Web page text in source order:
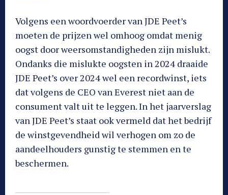
Volgens een woordvoerder van JDE Peet’s
moeten de prijzen wel omhoog omdat menig
oogst door weersomstandigheden zijn mislukt.
Ondanks die mislukte oogsten in 2024 draaide
JDE Peet’s over 2024 wel een recordwinst, iets
dat volgens de CEO van Everest niet aan de
consument valt uit te leggen. In het jaarverslag
van JDE Peet’s staat ook vermeld dat het bedrijf
de winstgevendheid wil verhogen om zo de
aandeelhouders gunstig te stemmen en te
beschermen.